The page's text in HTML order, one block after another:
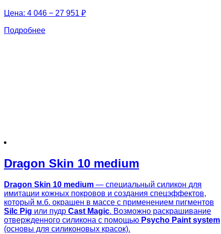
Цена: 4 046 − 27 951 ₽
Подробнее
Dragon Skin 10 medium
Dragon Skin 10 medium — специальный силикон для
имитации кожных покровов и создания спецэффектов,
который м.б. окрашен в массе с применением пигментов
Silc Pig или пудр Cast Magic. Возможно раскрашивание
отвержденного силикона с помощью Psycho Paint system
(основы для силиконовых красок).